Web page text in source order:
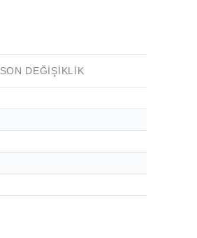
SON DEĞIŞIKLIK